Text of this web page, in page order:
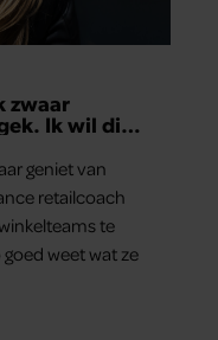
zwaar
Ik wil die
geniet van
retailcoach
te
weet wat ze